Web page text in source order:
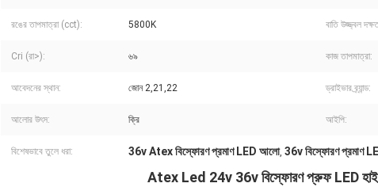
রঙের তাপমাত্রা (cct): 5800K বাতি উজ্জ্বল
Cri (রা>): ৬৯ কাজ তাপমাত্রা:
আবেদনের স্থান: জোন 2,21,22 ড্রাইভার ব্র্যান্ড:
আলোর উৎস: ক্রি আইপি:
বিশেষভাবে তুলে ধরা: 36v Atex বিস্ফোরণ প্রমাণ LED আলো, 36v বিস্ফোরণ প্রমাণ
Atex Led 24v 36v বিস্ফোরণ প্রুফ LED